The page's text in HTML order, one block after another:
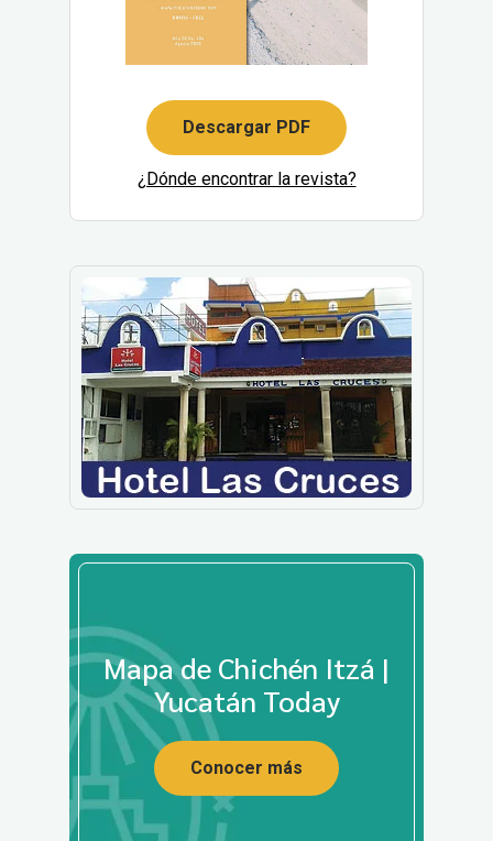
Descargar PDF
¿Dónde encontrar la revista?
Mapa de Chichén Itzá |
Yucatán Today
Conocer más